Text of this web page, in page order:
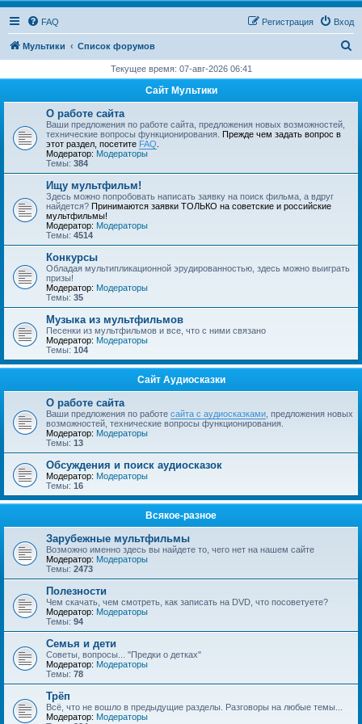
FAQ Вход
Регистрация
Мультики Список форумов
с
Текущее время: 07-авг-2026 06:41
Сайт Мультики
О работе сайта
Ваши предложения по работе сайта, предложения новых возможностей,
технические вопросы функционирования. Прежде чем задать вопрос в
этот раздел, посетите FAQ
Модератор: Модераторы
Темы: 384
Ищу мультфильм!
Здесь можно попробовать написать заявку на поиск фильма, а вдруг
найдется? Принимаются заявки ТОЛЬКО на советские и российские
мультфильмы!
Модератор: Модераторы
Темы: 4514
Конкурсы
Обладая мультипликационной эрудированностью, здесь можно выиграть
призы!
Модератор: Модераторы
Темы: 35
Музыка из мультфильмов
Песенки из мультфильмов и все, что с ними связано
Модератор: Модераторы
Темы: 104
Сайт Аудиосказки
О работе сайта
Ваши предложения по работе сайта с аудиосказками , предложения новых
возможностей, технические вопросы функционирования.
Модератор: Модераторы
Темы: 13
Обсуждения и поиск аудиосказок
Модератор: Модераторы
Темы: 16
Всякое-разное
Зарубежные мультфильмы
Возможно именно здесь вы найдете то, чего нет на нашем сайте
Модератор: Модераторы
Темы: 2473
Полезности
Чем скачать, чем смотреть, как записать на DVD, что посоветуете?
Модератор: Модераторы
Темы: 94
Семья и дети
Советы, вопросы... "Предки о детках"
Модератор: Модераторы
Темы: 78
Трёп
Всё, что не вошло в предыдущие разделы. Разговоры на любые темы...
Модератор: Модераторы